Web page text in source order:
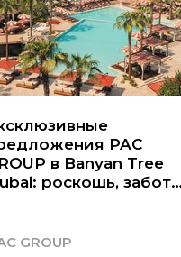
PAC
в Banyan Tree
роскошь, забота
GROUP